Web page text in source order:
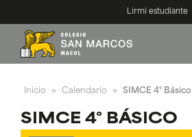
Lirmi estudiante
Inicio » Calendario » SIMCE 4° Básico
SIMCE 4° BÁSICO